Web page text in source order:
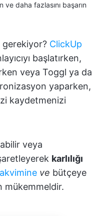
ve daha fazlasını başarın
ClickUp
başlatırken,
veya Toggl ya da
yaparken,
kaydetmenizi
veya
karlılığı
ve bütçeye
mükemmeldir.